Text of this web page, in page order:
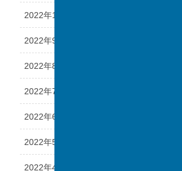
2022年10月
2022年9月
2022年8月
2022年7月
2022年6月
2022年5月
2022年4月